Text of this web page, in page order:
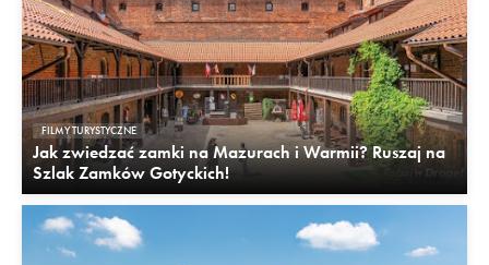
FILMY TURYSTYCZNE
Jak zwiedzać zamki na Mazurach i Warmii? Ruszaj na
Szlak Zamków Gotyckich!